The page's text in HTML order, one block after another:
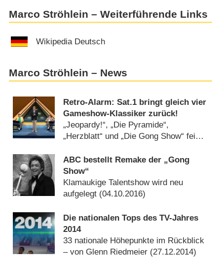
Marco Ströhlein – Weiterführende Links
Wikipedia Deutsch
Marco Ströhlein – News
Retro-Alarm: Sat.1 bringt gleich vier
Gameshow-Klassiker zurück!
„Jeopardy!“, „Die Pyramide“,
„Herzblatt“ und „Die Gong Show“ feiern
ABC bestellt Remake der „Gong
Show“
Klamaukige Talentshow wird neu
aufgelegt (04.10.2016)
Die nationalen Tops des TV-Jahres
2014
33 nationale Höhepunkte im Rückblick
– von Glenn Riedmeier (27.12.2014)